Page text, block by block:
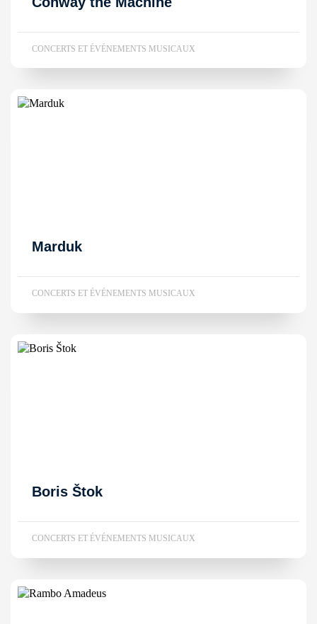
CONCERTS ET ÉVÉNEMENTS MUSICAUX
Marduk
CONCERTS ET ÉVÉNEMENTS MUSICAUX
Boris Štok
CONCERTS ET ÉVÉNEMENTS MUSICAUX